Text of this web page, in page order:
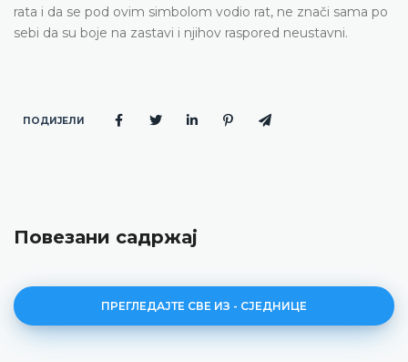
rata i da se pod ovim simbolom vodio rat, ne znači sama po
sebi da su boje na zastavi i njihov raspored neustavni.
ПОДИЈЕЛИ
Повезани садржај
ПРЕГЛЕДАЈТЕ СВЕ ИЗ - СЈЕДНИЦЕ